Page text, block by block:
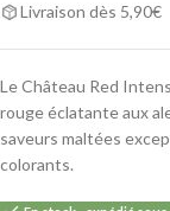
Livraison dès 5,90€
Le Château Red
rouge éclatante aux
saveurs maltées
colorants.